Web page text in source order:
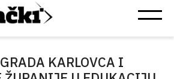
KARLOVCA I